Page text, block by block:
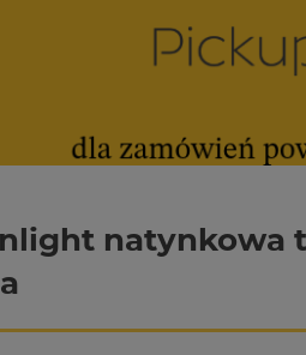
natynkowa